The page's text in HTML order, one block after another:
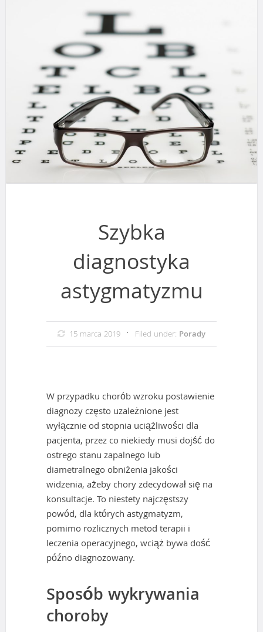
Szybka
diagnostyka
astygmatyzmu
15 marca 2019 Filed under: Porady
W przypadku chorób wzroku postawienie
diagnozy często uzależnione jest
wyłącznie od stopnia uciążliwości dla
pacjenta, przez co niekiedy musi dojść do
ostrego stanu zapalnego lub
diametralnego obniżenia jakości
widzenia, ażeby chory zdecydował się na
konsultacje. To niestety najczęstszy
powód, dla których astygmatyzm,
pomimo rozlicznych metod terapii i
leczenia operacyjnego, wciąż bywa dość
późno diagnozowany.
Sposób wykrywania
choroby